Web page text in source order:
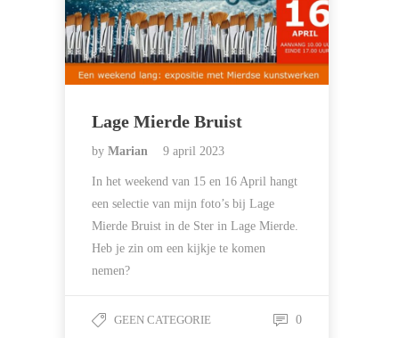
Lage Mierde Bruist
by Marian 9 april 2023
In het weekend van 15 en 16 April hangt
een selectie van mijn foto’s bij Lage
Mierde Bruist in de Ster in Lage Mierde.
Heb je zin om een kijkje te komen
nemen?
GEEN CATEGORIE 0